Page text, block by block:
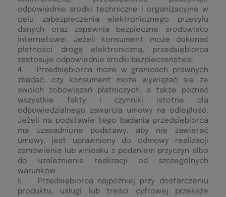
odpowiednie środki techniczne i organizacyjne w
celu zabezpieczenia elektronicznego przesyłu
danych oraz zapewnia bezpieczne środowisko
internetowe. Jeżeli konsument może dokonać
płatności drogą elektroniczną, przedsiębiorca
zastosuje odpowiednie środki bezpieczeństwa.
4. Przedsiębiorca może w granicach prawnych
zbadać, czy konsument może wywiązać się ze
swoich zobowiązań płatniczych, a także poznać
wszystkie fakty i czynniki istotne dla
odpowiedzialnego zawarcia umowy na odległość.
Jeżeli na podstawie tego badania przedsiębiorca
ma uzasadnione podstawy, aby nie zawierać
umowy, jest uprawniony do odmowy realizacji
zamówienia lub wniosku z podaniem przyczyn albo
do uzależnienia realizacji od szczególnych
warunków.
5. Przedsiębiorca najpóźniej przy dostarczeniu
produktu, usługi lub treści cyfrowej przekaże